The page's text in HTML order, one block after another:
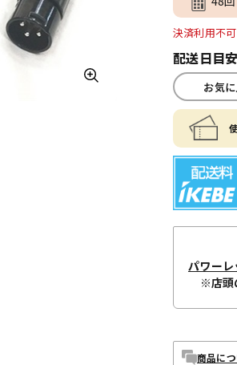
決済利用不
配送日目
お気
パワーレ
※店頭
商品に